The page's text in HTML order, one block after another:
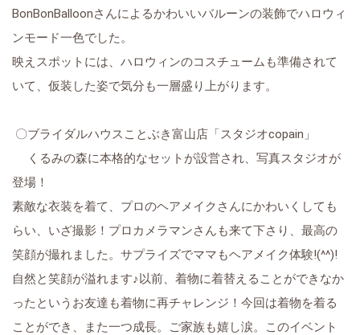
BonBonBalloonさんによるかわいいバルーンの装飾でハロウィ
ンモード一色でした。
映えスポットには、ハロウィンのコスチュームも準備されて
いて、仮装した姿で気分も一層盛り上がります。
〇ブライダルハウスことぶき富山店「スタジオcopain」
くるみの森に本格的なセットが設営され、写真スタジオが
登場！
素敵な衣装を着て、プロのヘアメイクさんにかわいくしても
らい、いざ撮影！プロカメラマンさんも来て下さり、最高の
笑顔が撮れました。サプライズでママもヘアメイク体験!(^^)!
自然と笑顔が溢れます♪以前、着物に着替えることができなか
ったというお友達も着物に再チャレンジ！今回は着物を着る
ことができ、また一つ成長。ご家族も嬉し涙。このイベント